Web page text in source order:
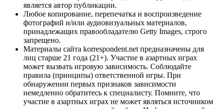
является автор публикации.
Любое копирование, перепечатка и воспроизведение
фотографий и/или аудиовизуальных материалов,
принадлежащих правообладателю Getty Images, строго
запрещено.
Материалы сайта korrespondent.net предназначены для
лиц старше 21 года (21+). Участие в азартных играх
может вызвать игровую зависимость. Соблюдайте
правила (принципы) ответственной игры. При
обнаружении первых признаков зависимости
немедленно обратитесь к специалисту. Помните, что
участие в азартных играх не может являться источником